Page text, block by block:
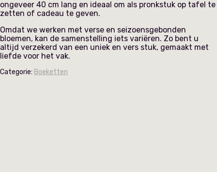
ongeveer 40 cm lang en ideaal om als pronkstuk op tafel te
zetten of cadeau te geven.
Omdat we werken met verse en seizoensgebonden
bloemen, kan de samenstelling iets variëren. Zo bent u
altijd verzekerd van een uniek en vers stuk, gemaakt met
liefde voor het vak.
Categorie: Boeketten